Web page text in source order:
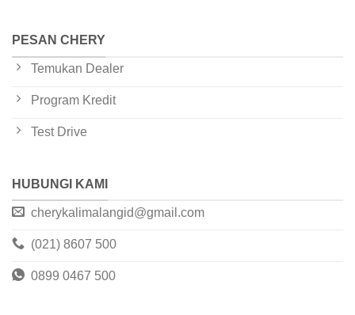
PESAN CHERY
Temukan Dealer
Program Kredit
Test Drive
HUBUNGI KAMI
cherykalimalangid@gmail.com
(021) 8607 500
0899 0467 500